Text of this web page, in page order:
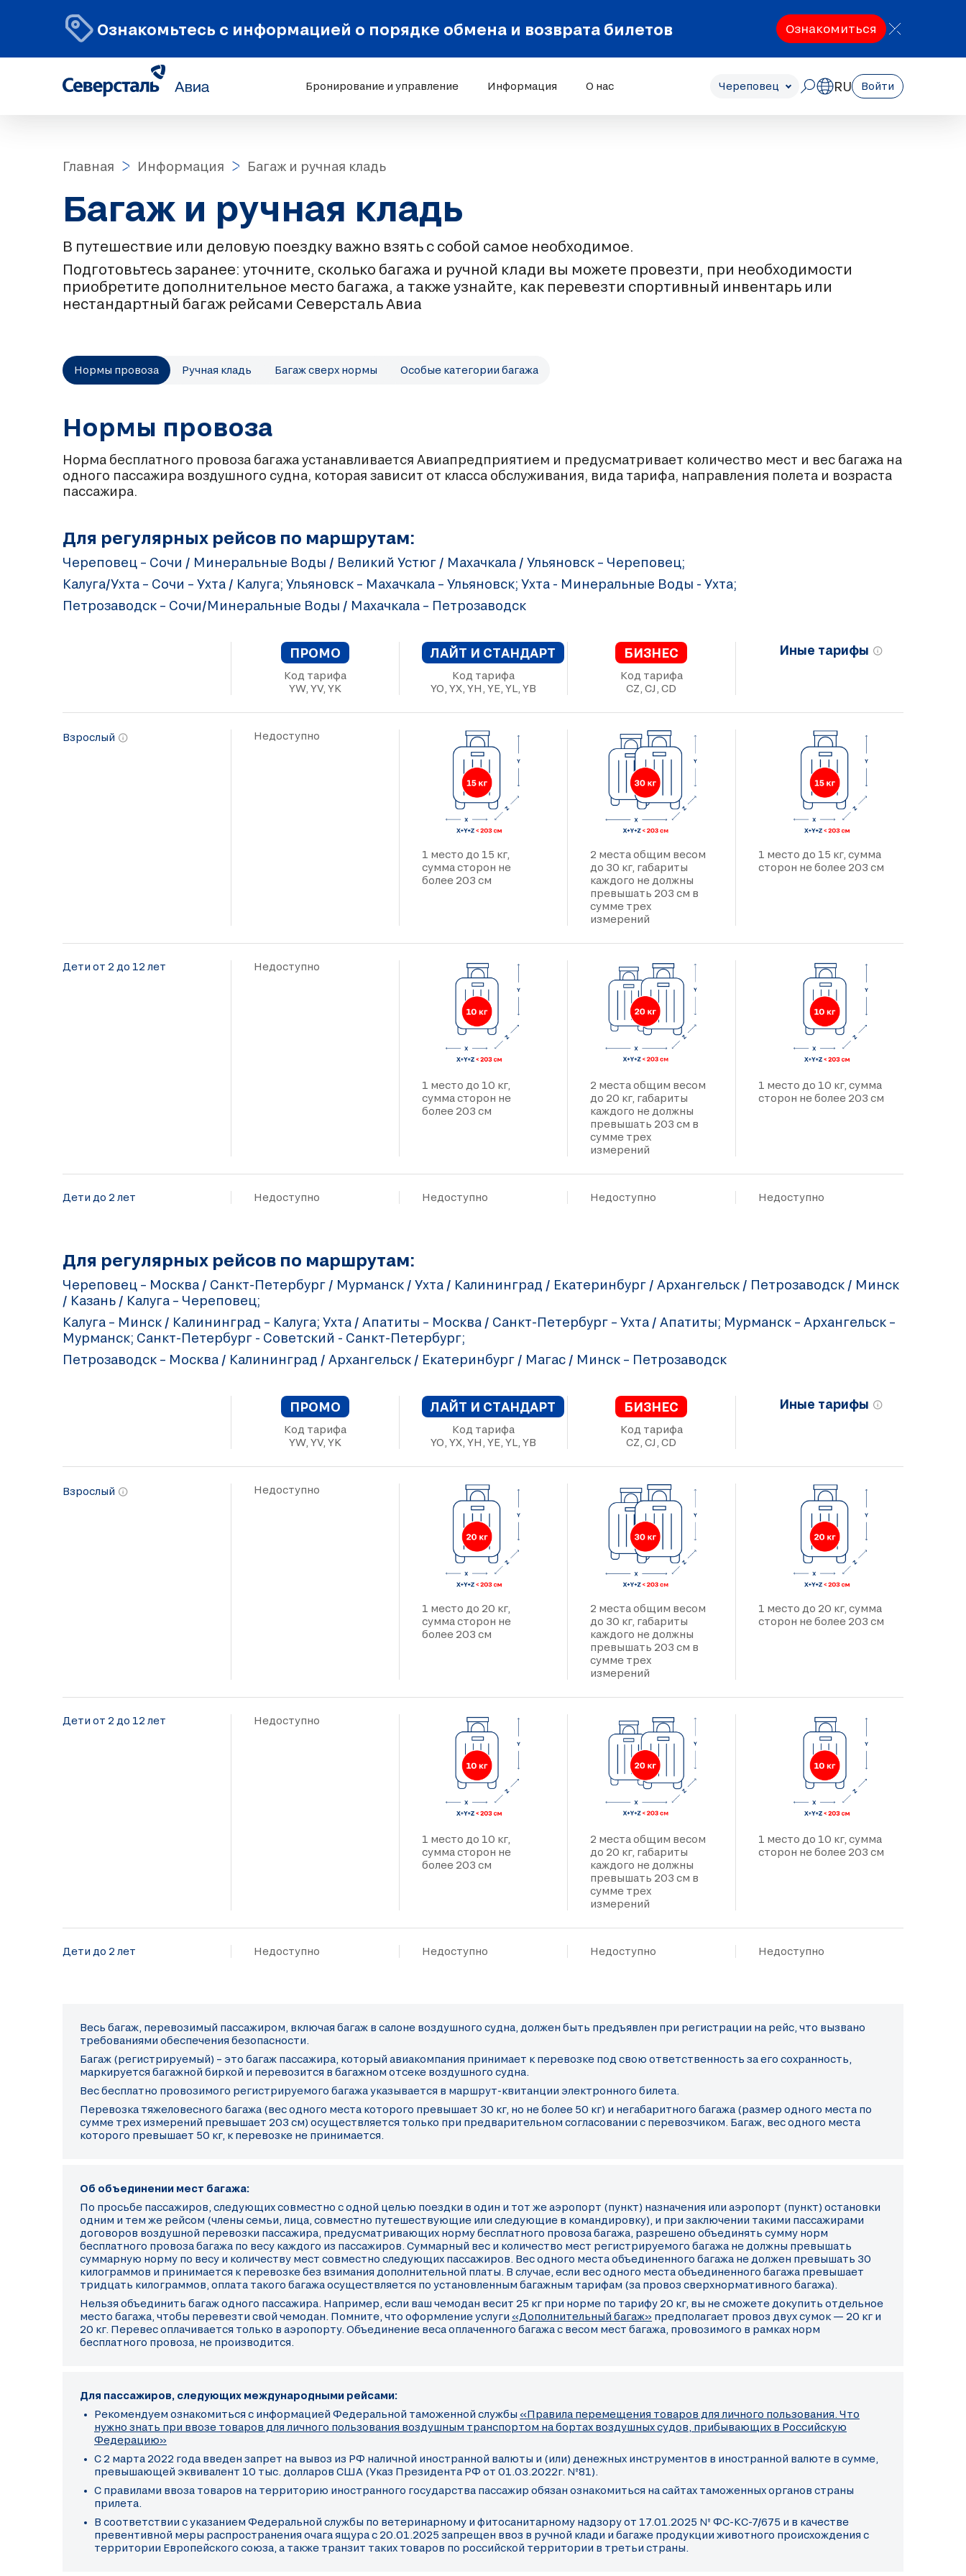
Ознакомьтесь с информацией о порядке обмена и возврата билетов Ознакомиться
Бронирование и управление Информация О нас Череповец RU Войти
Главная Информация Багаж и ручная кладь
Багаж и ручная кладь
В путешествие или деловую поездку важно взять с собой самое необходимое.
Подготовьтесь заранее: уточните, сколько багажа и ручной клади вы можете провезти, при необходимости
приобретите дополнительное место багажа, а также узнайте, как перевезти спортивный инвентарь или
нестандартный багаж рейсами Северсталь Авиа
Нормы провоза Ручная кладь Багаж сверх нормы Особые категории багажа
Нормы провоза
Норма бесплатного провоза багажа устанавливается Авиапредприятием и предусматривает количество мест и вес багажа на
одного пассажира воздушного судна, которая зависит от класса обслуживания, вида тарифа, направления полета и возраста
пассажира.
Для регулярных рейсов по маршрутам:
Череповец – Сочи / Минеральные Воды / Великий Устюг / Махачкала / Ульяновск – Череповец;
Калуга/Ухта – Сочи – Ухта / Калуга; Ульяновск – Махачкала – Ульяновск; Ухта - Минеральные Воды - Ухта;
Петрозаводск – Сочи/Минеральные Воды / Махачкала – Петрозаводск
ПРОМО
Код тарифа
YW, YV, YK
ЛАЙТ И СТАНДАРТ
Код тарифа
YO, YX, YH, YE, YL, YB
БИЗНЕС
Код тарифа
CZ, CJ, CD
Иные тарифы
Взрослый Недоступно
1 место до 15 кг,
сумма сторон не
более 203 см
2 места общим весом
до 30 кг, габариты
каждого не должны
превышать 203 см в
сумме трех
измерений
1 место до 15 кг, сумма
сторон не более 203 см
Дети от 2 до 12 лет Недоступно
1 место до 10 кг,
сумма сторон не
более 203 см
2 места общим весом
до 20 кг, габариты
каждого не должны
превышать 203 см в
сумме трех
измерений
1 место до 10 кг, сумма
сторон не более 203 см
Дети до 2 лет Недоступно Недоступно Недоступно Недоступно
Для регулярных рейсов по маршрутам:
Череповец – Москва / Санкт-Петербург / Мурманск / Ухта / Калининград / Екатеринбург / Архангельск / Петрозаводск / Минск
/ Казань / Калуга – Череповец;
Калуга – Минск / Калининград – Калуга; Ухта / Апатиты – Москва / Санкт-Петербург – Ухта / Апатиты; Мурманск – Архангельск –
Мурманск; Санкт-Петербург - Советский - Санкт-Петербург;
Петрозаводск – Москва / Калининград / Архангельск / Екатеринбург / Магас / Минск – Петрозаводск
ПРОМО
Код тарифа
YW, YV, YK
ЛАЙТ И СТАНДАРТ
Код тарифа
YO, YX, YH, YE, YL, YB
БИЗНЕС
Код тарифа
CZ, CJ, CD
Иные тарифы
Взрослый Недоступно
1 место до 20 кг,
сумма сторон не
более 203 см
2 места общим весом
до 30 кг, габариты
каждого не должны
превышать 203 см в
сумме трех
измерений
1 место до 20 кг, сумма
сторон не более 203 см
Дети от 2 до 12 лет Недоступно
1 место до 10 кг,
сумма сторон не
более 203 см
2 места общим весом
до 20 кг, габариты
каждого не должны
превышать 203 см в
сумме трех
измерений
1 место до 10 кг, сумма
сторон не более 203 см
Дети до 2 лет Недоступно Недоступно Недоступно Недоступно
Весь багаж, перевозимый пассажиром, включая багаж в салоне воздушного судна, должен быть предъявлен при регистрации на рейс, что вызвано
требованиями обеспечения безопасности.
Багаж (регистрируемый) – это багаж пассажира, который авиакомпания принимает к перевозке под свою ответственность за его сохранность,
маркируется багажной биркой и перевозится в багажном отсеке воздушного судна.
Вес бесплатно провозимого регистрируемого багажа указывается в маршрут-квитанции электронного билета.
Перевозка тяжеловесного багажа (вес одного места которого превышает 30 кг, но не более 50 кг) и негабаритного багажа (размер одного места по
сумме трех измерений превышает 203 см) осуществляется только при предварительном согласовании с перевозчиком. Багаж, вес одного места
которого превышает 50 кг, к перевозке не принимается.
Об объединении мест багажа:
По просьбе пассажиров, следующих совместно с одной целью поездки в один и тот же аэропорт (пункт) назначения или аэропорт (пункт) остановки
одним и тем же рейсом (члены семьи, лица, совместно путешествующие или следующие в командировку), и при заключении такими пассажирами
договоров воздушной перевозки пассажира, предусматривающих норму бесплатного провоза багажа, разрешено объединять сумму норм
бесплатного провоза багажа по весу каждого из пассажиров. Суммарный вес и количество мест регистрируемого багажа не должны превышать
суммарную норму по весу и количеству мест совместно следующих пассажиров. Вес одного места объединенного багажа не должен превышать 30
килограммов и принимается к перевозке без взимания дополнительной платы. В случае, если вес одного места объединенного багажа превышает
тридцать килограммов, оплата такого багажа осуществляется по установленным багажным тарифам (за провоз сверхнормативного багажа).
Нельзя объединить багаж одного пассажира. Например, если ваш чемодан весит 25 кг при норме по тарифу 20 кг, вы не сможете докупить отдельное
место багажа, чтобы перевезти свой чемодан. Помните, что оформление услуги «Дополнительный багаж» предполагает провоз двух сумок — 20 кг и
20 кг. Перевес оплачивается только в аэропорту. Объединение веса оплаченного багажа с весом мест багажа, провозимого в рамках норм
бесплатного провоза, не производится.
Для пассажиров, следующих международными рейсами:
Рекомендуем ознакомиться с информацией Федеральной таможенной службы «Правила перемещения товаров для личного пользования. Что
нужно знать при ввозе товаров для личного пользования воздушным транспортом на бортах воздушных судов, прибывающих в Российскую
Федерацию»
С 2 марта 2022 года введен запрет на вывоз из РФ наличной иностранной валюты и (или) денежных инструментов в иностранной валюте в сумме,
превышающей эквивалент 10 тыс. долларов США (Указ Президента РФ от 01.03.2022г. №81).
С правилами ввоза товаров на территорию иностранного государства пассажир обязан ознакомиться на сайтах таможенных органов страны
прилета.
В соответствии с указанием Федеральной службы по ветеринарному и фитосанитарному надзору от 17.01.2025 № ФС-КС-7/675 и в качестве
превентивной меры распространения очага ящура с 20.01.2025 запрещен ввоз в ручной клади и багаже продукции животного происхождения с
территории Европейского союза, а также транзит таких товаров по российской территории в третьи страны.